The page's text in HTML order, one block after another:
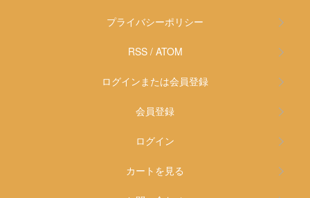
プライバシーポリシー
RSS/ ATOM
ログインまたは会員登録
会員登録
ログイン
カートを見る